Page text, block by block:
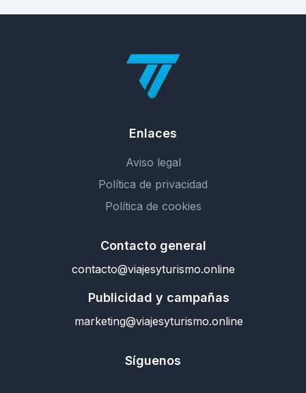
Enlaces
Aviso legal
Política de privacidad
Política de cookies
Contacto general
contacto@viajesyturismo.online
Publicidad y campañas
marketing@viajesyturismo.online
Síguenos